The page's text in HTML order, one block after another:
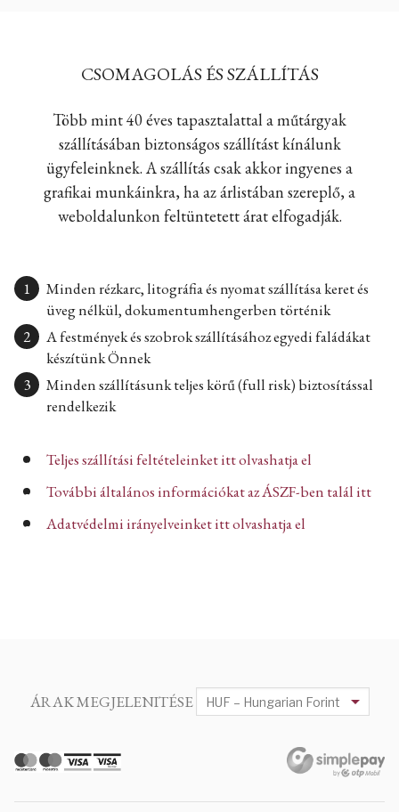
CSOMAGOLÁS ÉS SZÁLLÍTÁS
Több mint 40 éves tapasztalattal a műtárgyak
szállításában biztonságos szállítást kínálunk
ügyfeleinknek. A szállítás csak akkor ingyenes a
grafikai munkáinkra, ha az árlistában szereplő, a
weboldalunkon feltüntetett árat elfogadják.
Minden rézkarc, litográfia és nyomat szállítása keret és
üveg nélkül, dokumentumhengerben történik
A festmények és szobrok szállításához egyedi faládákat
készítünk Önnek
Minden szállításunk teljes körű (full risk) biztosítással
rendelkezik
Teljes szállítási feltételeinket itt olvashatja el
További általános információkat az ÁSZF-ben talál itt
Adatvédelmi irányelveinket itt olvashatja el
ÁRAK MEGJELENITÉSE